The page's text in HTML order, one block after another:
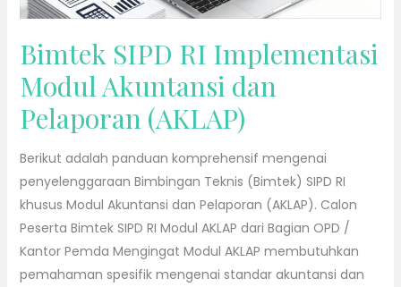
Bimtek SIPD RI Implementasi
Modul Akuntansi dan
Pelaporan (AKLAP)
Berikut adalah panduan komprehensif mengenai
penyelenggaraan Bimbingan Teknis (Bimtek) SIPD RI
khusus Modul Akuntansi dan Pelaporan (AKLAP). Calon
Peserta Bimtek SIPD RI Modul AKLAP dari Bagian OPD /
Kantor Pemda Mengingat Modul AKLAP membutuhkan
pemahaman spesifik mengenai standar akuntansi dan